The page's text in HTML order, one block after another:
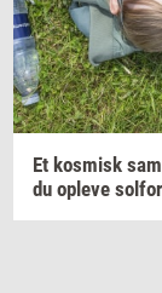
Et kos­misk
du op­le­ve